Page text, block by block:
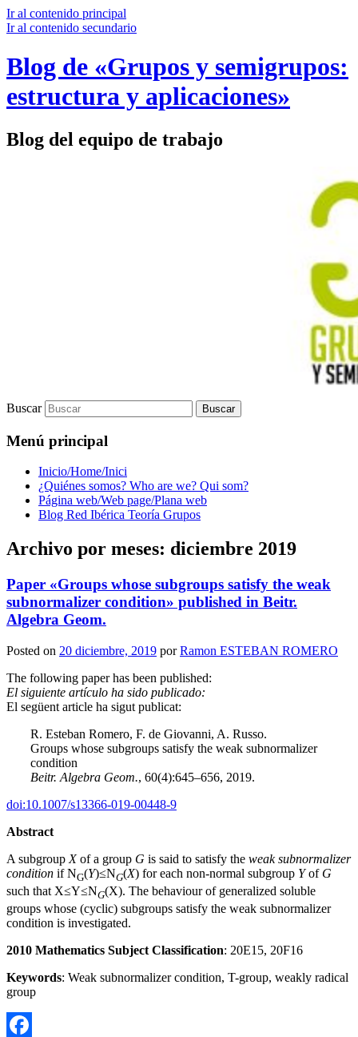
Ir al contenido principal
Ir al contenido secundario
Blog de «Grupos y semigrupos:
estructura y aplicaciones»
Blog del equipo de trabajo
Buscar
Menú principal
Inicio/Home/Inici
¿Quiénes somos? Who are we? Qui som?
Página web/Web page/Plana web
Blog Red Ibérica Teoría Grupos
Archivo por meses: diciembre 2019
Paper «Groups whose subgroups satisfy the weak
subnormalizer condition» published in Beitr.
Algebra Geom.
Posted on 20 diciembre, 2019 porRamon ESTEBAN ROMERO
The following paper has been published:
El siguiente artículo ha sido publicado:
El següent article ha sigut publicat:
R. Esteban Romero, F. de Giovanni, A. Russo.
Groups whose subgroups satisfy the weak subnormalizer
condition
Beitr. Algebra Geom., 60(4):645–656, 2019.
doi:10.1007/s13366-019-00448-9
Abstract
A subgroup Xof a group G is said to satisfy the weak subnormalizer
condition if NG(Y)≤NG(X) for each non-normal subgroup Yof G
such that X≤Y≤NG(X). The behaviour of generalized soluble
groups whose (cyclic) subgroups satisfy the weak subnormalizer
condition is investigated.
2010 Mathematics Subject Classification: 20E15, 20F16
Keywords: Weak subnormalizer condition, T-group, weakly radical
group